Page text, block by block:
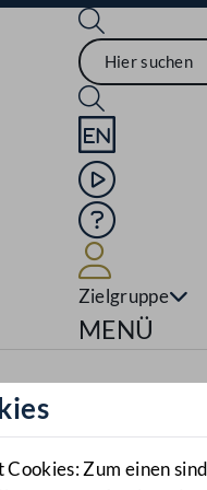
Sprache English
Mediathek
Hilfe
Zielgruppe
MENÜ
Zum einen